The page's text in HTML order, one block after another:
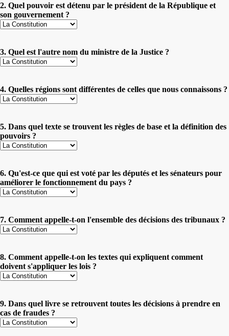
2. Quel pouvoir est détenu par le président de la République et
son gouvernement ?
3. Quel est l'autre nom du ministre de la Justice ?
4. Quelles régions sont différentes de celles que nous connaissons ?
5. Dans quel texte se trouvent les règles de base et la définition des
pouvoirs ?
6. Qu'est-ce que qui est voté par les députés et les sénateurs pour
améliorer le fonctionnement du pays ?
7. Comment appelle-t-on l'ensemble des décisions des tribunaux ?
8. Comment appelle-t-on les textes qui expliquent comment
doivent s'appliquer les lois ?
9. Dans quel livre se retrouvent toutes les décisions à prendre en
cas de fraudes ?